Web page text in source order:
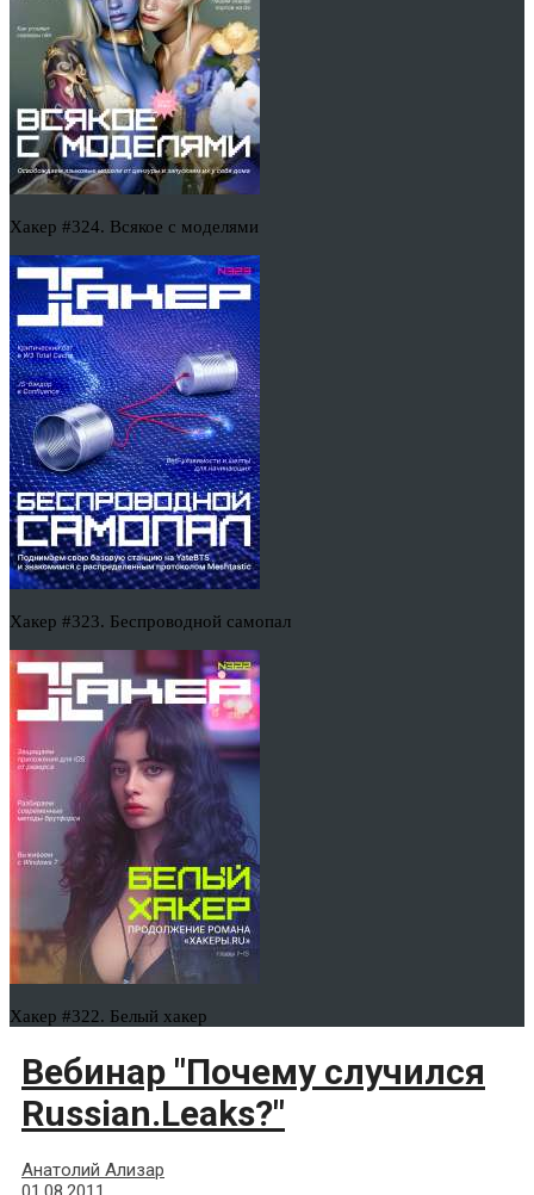
Хакер #324. Всякое с моделями
Хакер #323. Беспроводной самопал
Хакер #322. Белый хакер
Вебинар "Почему случился
Russian.Leaks?"
Анатолий Ализар